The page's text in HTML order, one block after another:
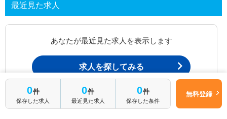
最近見た求人
あなたが最近見た求人を表示します
求人を探してみる
最近見た求人一覧ページから、
お問い合わせが可能です。
0件
保存した求人
0件
最近見た求人
0件
保存した条件
無料登録